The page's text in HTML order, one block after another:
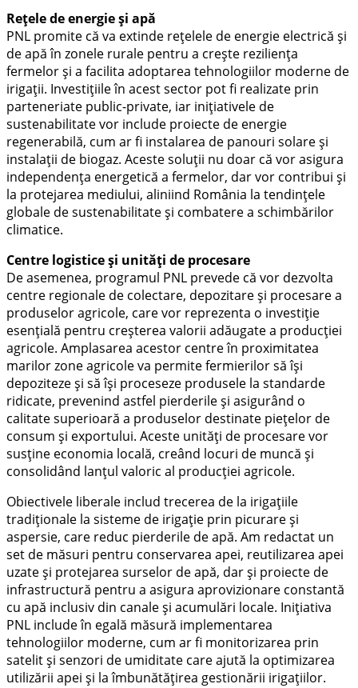
Rețele de energie și apă
PNL promite că va extinde rețelele de energie electrică și
de apă în zonele rurale pentru a crește reziliența
fermelor și a facilita adoptarea tehnologiilor moderne de
irigații. Investițiile în acest sector pot fi realizate prin
parteneriate public-private, iar inițiativele de
sustenabilitate vor include proiecte de energie
regenerabilă, cum ar fi instalarea de panouri solare și
instalații de biogaz. Aceste soluții nu doar că vor asigura
independența energetică a fermelor, dar vor contribui și
la protejarea mediului, aliniind România la tendințele
globale de sustenabilitate și combatere a schimbărilor
climatice.
Centre logistice și unități de procesare
De asemenea, programul PNL prevede că vor dezvolta
centre regionale de colectare, depozitare și procesare a
produselor agricole, care vor reprezenta o investiție
esențială pentru creșterea valorii adăugate a producției
agricole. Amplasarea acestor centre în proximitatea
marilor zone agricole va permite fermierilor să își
depoziteze și să își proceseze produsele la standarde
ridicate, prevenind astfel pierderile și asigurând o
calitate superioară a produselor destinate piețelor de
consum și exportului. Aceste unități de procesare vor
susține economia locală, creând locuri de muncă și
consolidând lanțul valoric al producției agricole.
Obiectivele liberale includ trecerea de la irigațiile
tradiționale la sisteme de irigație prin picurare și
aspersie, care reduc pierderile de apă. Am redactat un
set de măsuri pentru conservarea apei, reutilizarea apei
uzate și protejarea surselor de apă, dar și proiecte de
infrastructură pentru a asigura aprovizionare constantă
cu apă inclusiv din canale și acumulări locale. Inițiativa
PNL include în egală măsură implementarea
tehnologiilor moderne, cum ar fi monitorizarea prin
satelit și senzori de umiditate care ajută la optimizarea
utilizării apei și la îmbunătățirea gestionării irigațiilor.